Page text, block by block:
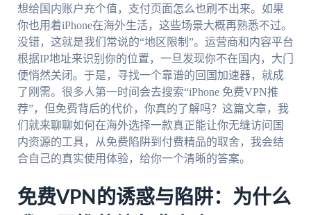
想给国内账户充个值，支付页面怎么也刷不出来。如果
你也用着iPhone在海外生活，这些场景大概再熟悉不过。
没错，这就是我们常说的“地区限制”。运营商和内容平台
根据IP地址来识别你的位置，一旦发现你不在国内，大门
便悄然关闭。于是，寻找一个靠谱的回国加速器，就成
了刚需。很多人第一时间会去搜索“iPhone 免费VPN推
荐”，但免费背后的代价，你真的了解吗？这篇文章，我
们就来聊聊如何在海外选择一款真正能让你无缝访问国
内资源的工具，从免费陷阱到付费精品的取舍，我会结
合自己的真实使用体验，给你一个清晰的答案。
免费VPN的诱惑与陷阱：为什么